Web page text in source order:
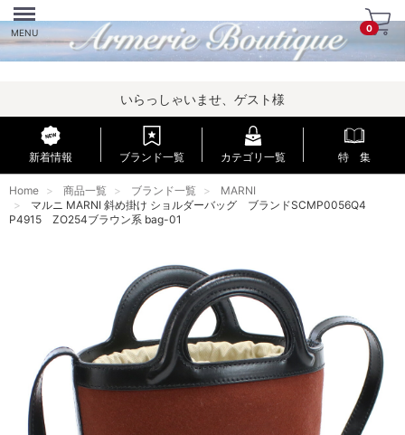
Menu
MENU 0
いらっしゃいませ、ゲスト様
新着情報 ブランド一覧 カテゴリ一覧 特 集
Home 商品一覧 ブランド一覧
MARNI
マルニ MARNI 斜め掛け ショルダーバッグ ブランドSCMP0056Q4
P4915 ZO254ブラウン系 bag-01